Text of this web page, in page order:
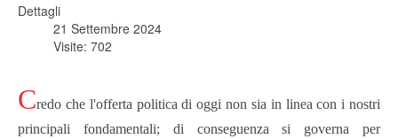
Dettagli
21 Settembre 2024
Visite: 702
Credo che l'offerta politica di oggi non sia in linea con i nostri
principali fondamentali; di conseguenza si governa per